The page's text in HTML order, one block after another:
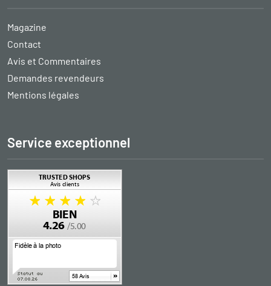
Magazine
Contact
Avis et Commentaires
Demandes revendeurs
Mentions légales
Service exceptionnel